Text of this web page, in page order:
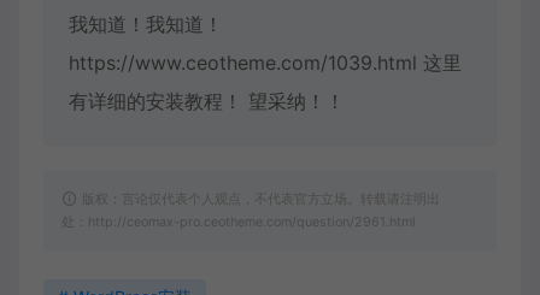
我知道！我知道！
https://www.ceotheme.com/1039.html 这里
有详细的安装教程！ 望采纳！！
版权：言论仅代表个人观点，不代表官方立场。转载请注明出
处：http://ceomax-pro.ceotheme.com/question/2961.html